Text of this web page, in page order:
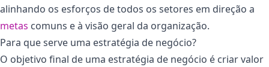
alinhando os esforços de todos os setores em direção a
metas comuns e à visão geral da organização.
Para que serve uma estratégia de negócio?
O objetivo final de uma estratégia de negócio é criar valor